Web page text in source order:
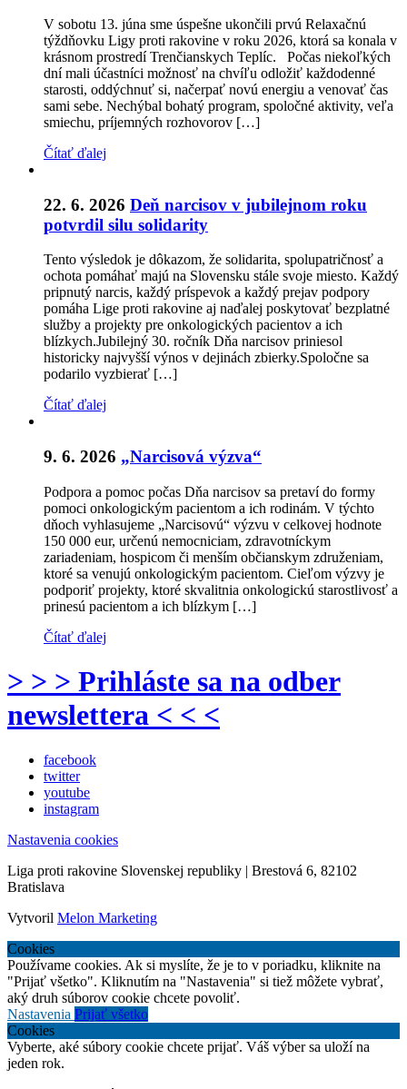
V sobotu 13. júna sme úspešne ukončili prvú Relaxačnú
týždňovku Ligy proti rakovine v roku 2026, ktorá sa konala v
krásnom prostredí Trenčianskych Teplíc. Počas niekoľkých
dní mali účastníci možnosť na chvíľu odložiť každodenné
starosti, oddýchnuť si, načerpať novú energiu a venovať čas
sami sebe. Nechýbal bohatý program, spoločné aktivity, veľa
smiechu, príjemných rozhovorov […]
Čítať ďalej
22. 6. 2026 Deň narcisov v jubilejnom roku
potvrdil silu solidarity
Tento výsledok je dôkazom, že solidarita, spolupatričnosť a
ochota pomáhať majú na Slovensku stále svoje miesto. Každý
pripnutý narcis, každý príspevok a každý prejav podpory
pomáha Lige proti rakovine aj naďalej poskytovať bezplatné
služby a projekty pre onkologických pacientov a ich
blízkych.Jubilejný 30. ročník Dňa narcisov priniesol
historicky najvyšší výnos v dejinách zbierky.Spoločne sa
podarilo vyzbierať […]
Čítať ďalej
9. 6. 2026 „Narcisová výzva“
Podpora a pomoc počas Dňa narcisov sa pretaví do formy
pomoci onkologickým pacientom a ich rodinám. V týchto
dňoch vyhlasujeme „Narcisovú“ výzvu v celkovej hodnote
150 000 eur, určenú nemocniciam, zdravotníckym
zariadeniam, hospicom či menším občianskym združeniam,
ktoré sa venujú onkologickým pacientom. Cieľom výzvy je
podporiť projekty, ktoré skvalitnia onkologickú starostlivosť a
prinesú pacientom a ich blízkym […]
Čítať ďalej
> > > Prihláste sa na odber
newslettera < < <
facebook
twitter
youtube
instagram
Nastavenia cookies
Liga proti rakovine Slovenskej republiky | Brestová 6, 82102
Bratislava
Vytvoril Melon Marketing
Cookies
Používame cookies. Ak si myslíte, že je to v poriadku, kliknite na
"Prijať všetko". Kliknutím na "Nastavenia" si tiež môžete vybrať,
aký druh súborov cookie chcete povoliť.
Nastavenia Prijať všetko
Cookies
Vyberte, aké súbory cookie chcete prijať. Váš výber sa uloží na
jeden rok.